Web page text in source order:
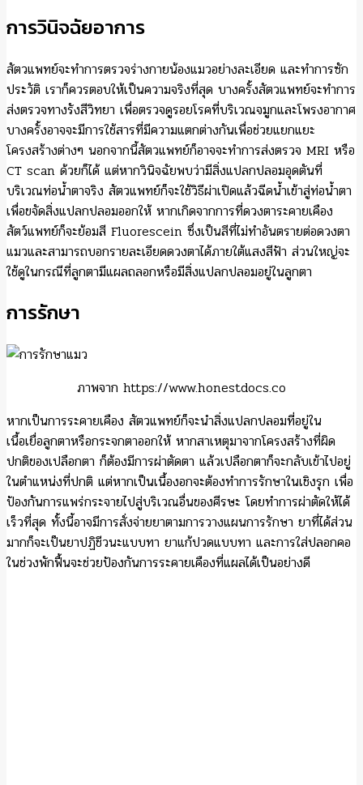
การวินิจฉัยอาการ
สัตวแพทย์จะทำการตรวจร่างกายน้องแมวอย่างละเอียด และทำการซัก
ประวัติ เราก็ควรตอบให้เป็นความจริงที่สุด บางครั้งสัตวแพทย์จะทำการ
ส่งตรวจทางรังสีวิทยา เพื่อตรวจดูรอยโรคที่บริเวณจมูกและโพรงอากาศ
บางครั้งอาจจะมีการใช้สารที่มีความแตกต่างกันเพื่อช่วยแยกแยะ
โครงสร้างต่างๆ นอกจากนี้สัตวแพทย์ก็อาจจะทำการส่งตรวจ MRI หรือ
CT scan ด้วยก็ได้ แต่หากวินิจฉัยพบว่ามีสิ่งแปลกปลอมอุดตันที่
บริเวณท่อน้ำตาจริง สัตวแพทย์ก็จะใช้วิธีผ่าเปิดแล้วฉีดน้ำเข้าสู่ท่อน้ำตา
เพื่อขจัดสิ่งแปลกปลอมออกให้ หากเกิดจากการที่ดวงตาระคายเคือง
สัตว์แพทย์ก็จะย้อมสี Fluorescein ซึ่งเป็นสีที่ไม่ทำอันตรายต่อดวงตา
แมวและสามารถบอกรายละเอียดดวงตาได้ภายใต้แสงสีฟ้า ส่วนใหญ่จะ
ใช้ดูในกรณีที่ลูกตามีแผลถลอกหรือมีสิ่งแปลกปลอมอยู่ในลูกตา
การรักษา
ภาพจาก https://www.honestdocs.co
หากเป็นการระคายเคือง สัตวแพทย์ก็จะนำสิ่งแปลกปลอมที่อยู่ใน
เนื้อเยื่อลูกตาหรือกระจกตาออกให้ หากสาเหตุมาจากโครงสร้างที่ผิด
ปกติของเปลือกตา ก็ต้องมีการผ่าตัดตา แล้วเปลือกตาก็จะกลับเข้าไปอยู่
ในตำแหน่งที่ปกติ แต่หากเป็นเนื้องอกจะต้องทำการรักษาในเชิงรุก เพื่อ
ป้องกันการแพร่กระจายไปสู่บริเวณอื่นของศีรษะ โดยทำการผ่าตัดให้ได้
เร็วที่สุด ทั้งนี้อาจมีการสั่งจ่ายยาตามการวางแผนการรักษา ยาที่ได้ส่วน
มากก็จะเป็นยาปฏิชีวนะแบบทา ยาแก้ปวดแบบทา และการใส่ปลอกคอ
ในช่วงพักฟื้นจะช่วยป้องกันการระคายเคืองที่แผลได้เป็นอย่างดี